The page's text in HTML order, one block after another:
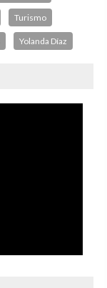
Turismo
Yolanda Díaz